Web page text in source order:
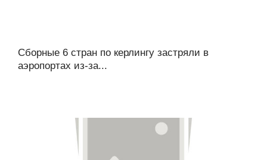
Сборные 6 стран по керлингу застряли в
аэропортах из-за...